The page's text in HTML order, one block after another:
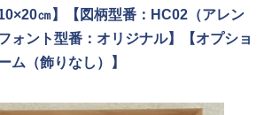
㎝】【図柄型番：HC02（アレン
ォント型番：オリジナル】【オプショ
ム（飾りなし）】